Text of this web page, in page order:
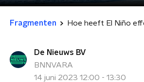
Fragmenten Hoe heeft El Niño
De Nieuws BV
BNNVARA
14 juni 2023 12:00 - 13:30